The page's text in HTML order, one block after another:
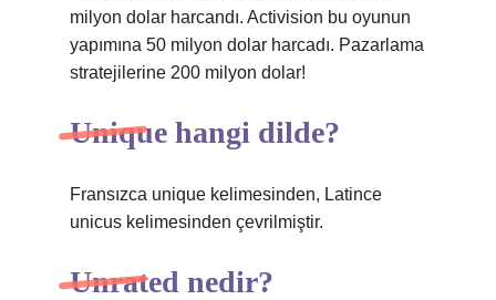
milyon dolar harcandı. Activision bu oyunun
yapımına 50 milyon dolar harcadı. Pazarlama
stratejilerine 200 milyon dolar!
Unique hangi dilde?
Fransızca unique kelimesinden, Latince
unicus kelimesinden çevrilmiştir.
Unrated nedir?